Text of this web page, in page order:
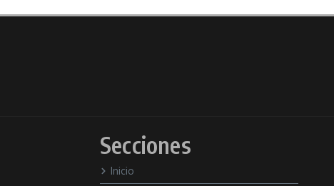
Secciones
Inicio